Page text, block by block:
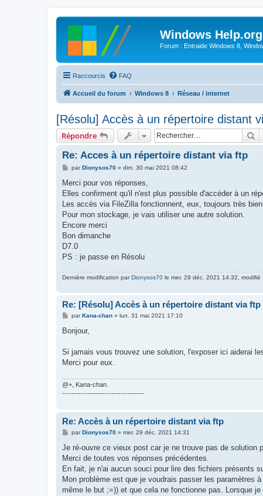
Windows Help.org
Forum : Entraide Windows 8,
Raccourcis FAQ
Accueil du forum Windows 8 Réseau / internet
[Résolu] Accès à un répertoire distant
Répondre
Re: Acces à un répertoire distant via ftp
M
s
a
g
parDionysos70» dim. 30 mai 2021 08:42
Merci pour vos réponses,
Elles confirment qu'il n'est plus possible d'accéder à un
Les accès via FileZilla fonctionnent, eux, toujours très bien.
Pour mon stockage, je vais utiliser une autre solution.
Encore merci
Bon dimanche
D7.0
PS : je passe en Résolu
Dernière modification parDionysos70 le mer. 29 déc. 2021 14:32, modifié
Re: [Résolu] Accès à un répertoire distant via ftp
M
s
g
e
parKana-chan» lun. 31 mai 2021 17:10
Bonjour,
Si jamais vous trouvez une solution, l'exposer ici aiderai
Merci pour eux.
@+, Kana-chan.
-----------------------------------
Re: Accès à un répertoire distant via ftp
M
s
a
g
parDionysos70» mer. 29 déc. 2021 14:31
Je ré-ouvre ce vieux post car je ne trouve pas de solution
Merci de toutes vos réponses précédentes.
En fait, je n'ai aucun souci pour lire des fichiers présents
Mon problème est que je voudrais passer les paramètres
même le but ;=)) et que cela ne fonctionne pas. Lorsque